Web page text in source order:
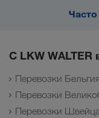
С LKW WALTER
Перевозки
Перевозки
Перевозки